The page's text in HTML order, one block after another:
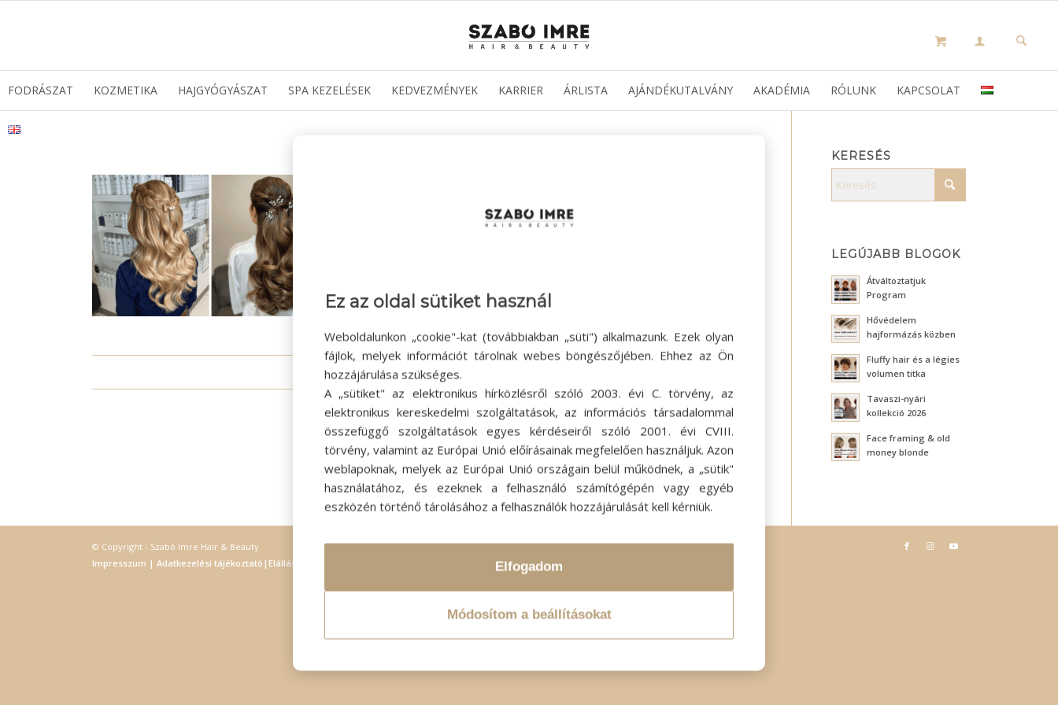
FODRÁSZAT KOZMETIKA HAJGYÓGYÁSZAT SPA KEZELÉSEK KEDVEZMÉNYEK KARRIER ÁRLISTA AJÁNDÉKUTALVÁNY AKADÉMIA RÓLUNK KAPCSOLAT
2023-01-20
/ SZERZŐ:ADMIN SZI
KERESÉS
LEGÚJABB BLOGOK
Átváltoztatjuk
Program
Hővédelem
hajformázás közben
Fluffy hair és a légies
volumen titka
Tavaszi-nyári
kollekció 2026
Face framing & old
money blonde
© Copyright - Szabó Imre Hair & Beauty
Impresszum | Adatkezelési tájékoztató | Elállás
Ez az oldal sütiket használ
Weboldalunkon „cookie"-kat (továbbiakban „süti") alkalmazunk. Ezek olyan
fájlok, melyek információt tárolnak webes böngészőjében. Ehhez az Ön
hozzájárulása szükséges.
A „sütiket" az elektronikus hírközlésről szóló 2003. évi C. törvény, az
elektronikus kereskedelmi szolgáltatások, az információs társadalommal
összefüggő szolgáltatások egyes kérdéseiről szóló 2001. évi CVIII.
törvény, valamint az Európai Unió előírásainak megfelelően használjuk. Azon
weblapoknak, melyek az Európai Unió országain belül működnek, a „sütik"
használatához, és ezeknek a felhasználó számítógépén vagy egyéb
eszközén történő tárolásához a felhasználók hozzájárulását kell kérniük.
Elfogadom
Módosítom a beállításokat